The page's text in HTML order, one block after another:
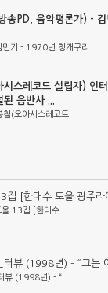
송PD, 음악평론가) -
민기 - 1970년 청개구리...
시스레코드 설립자) 인
음반사 ...
철(오아시스레코드...
집 [한대수 도올 광주
13집 [한대수...
터뷰 (1998년) - “그는
뷰 (1998년) - “...